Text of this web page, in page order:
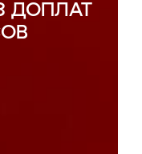
ДОПЛАТ